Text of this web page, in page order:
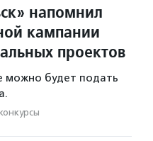
напомнил
кампании
проектов
можно будет подать